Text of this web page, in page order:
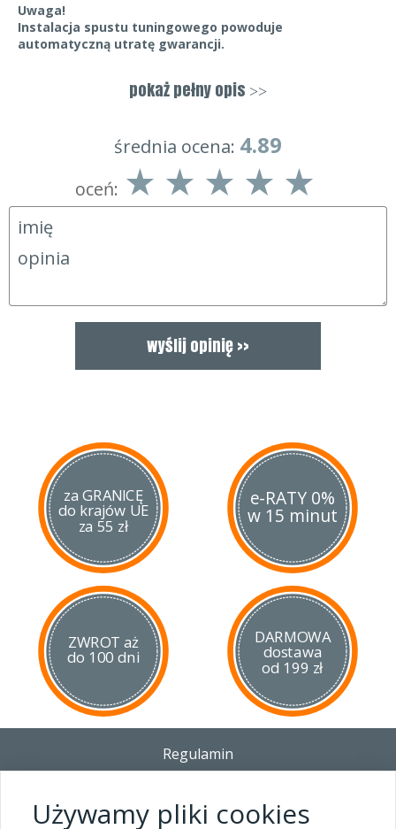
Uwaga!
Instalacja spustu tuningowego powoduje
automatyczną utratę gwarancji.
Do zestawu nie jest dołączana instrukcja montażowa.
pokaż pełny opis >>
średnia ocena: 4.89
oceń:
za GRANICĘ
do krajów UE
za 55 zł
e-RATY 0%
w 15 minut
ZWROT aż
do 100 dni
DARMOWA
dostawa
od 199 zł
Regulamin
Polityka prywatności i pliki cookies
Używamy pliki cookies